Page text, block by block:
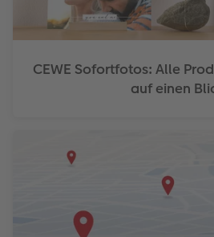
CEWE Sofortfotos: Alle
auf einen